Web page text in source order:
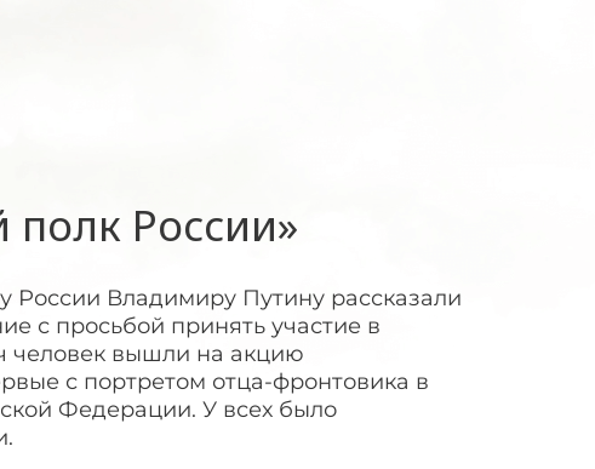
России»
России Владимиру Путину рассказали
с просьбой принять участие в
человек вышли на акцию
с портретом отца-фронтовика в
Федерации. У всех было